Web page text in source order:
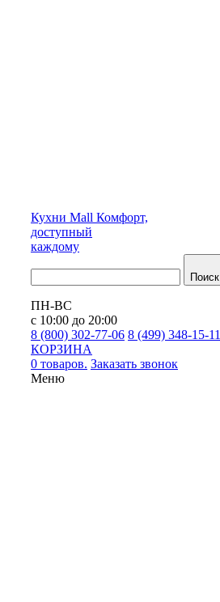
Кухни Mall Комфорт,
доступный
каждому
Поиск
ПН-ВС
с 10:00 до 20:00
8 (800) 302-77-06 8 (499) 348-15-11
КОРЗИНА
0 товаров. Заказать звонок
Меню